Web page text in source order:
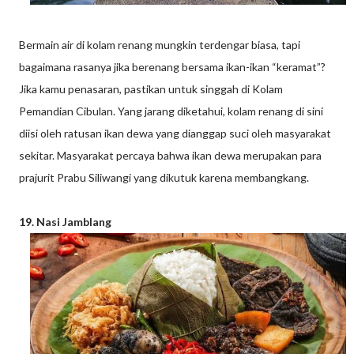
Bermain air di kolam renang mungkin terdengar biasa, tapi
bagaimana rasanya jika berenang bersama ikan-ikan “keramat”?
Jika kamu penasaran, pastikan untuk singgah di Kolam
Pemandian Cibulan. Yang jarang diketahui, kolam renang di sini
diisi oleh ratusan ikan dewa yang dianggap suci oleh masyarakat
sekitar. Masyarakat percaya bahwa ikan dewa merupakan para
prajurit Prabu Siliwangi yang dikutuk karena membangkang.
19. Nasi Jamblang